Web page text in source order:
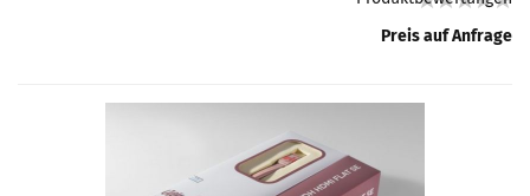
Preis auf Anfrage